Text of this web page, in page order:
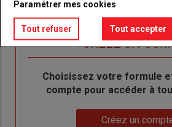
passe"
connecte"
Sous-
titre
Vous n'êtes pas
TITRE CRÉEZ UN
BodyChoisissez votre formule
compte pour accéder à
Créez un
Paramétrer mes cookies
Tout refuser Tout accepter